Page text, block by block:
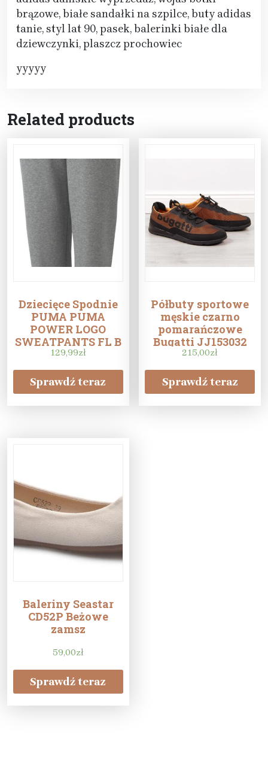
brązowe, białe sandałki na szpilce, buty adidas
tanie, styl lat 90, pasek, balerinki białe dla
dziewczynki, plaszcz prochowiec
yyyyy
Related products
Dziecięce Spodnie
PUMA PUMA
POWER LOGO
SWEATPANTS FL B
MEDIUM G
67009403 – Szary
129,99zł
Sprawdź teraz
Półbuty sportowe
męskie czarno
pomarańczowe
Bugatti JJ153032
215,00zł
Sprawdź teraz
Baleriny Seastar
CD52P Beżowe
zamsz
59,00zł
Sprawdź teraz